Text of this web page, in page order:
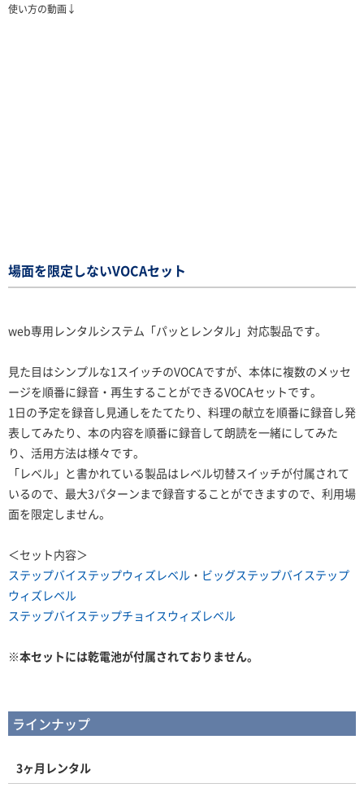
使い方の動画↓
場面を限定しないVOCAセット
web専用レンタルシステム「パッとレンタル」対応製品です。
見た目はシンプルな1スイッチのVOCAですが、本体に複数のメッセ
ージを順番に録音・再生することができるVOCAセットです。
1日の予定を録音し見通しをたてたり、料理の献立を順番に録音し発
表してみたり、本の内容を順番に録音して朗読を一緒にしてみた
り、活用方法は様々です。
「レベル」と書かれている製品はレベル切替スイッチが付属されて
いるので、最大3パターンまで録音することができますので、利用場
面を限定しません。
＜セット内容＞
ステップバイステップウィズレベル ・ ビッグステップバイステップ
ウィズレベル
ステップバイステップチョイスウィズレベル
※本セットには乾電池が付属されておりません。
ラインナップ
3ヶ月レンタル